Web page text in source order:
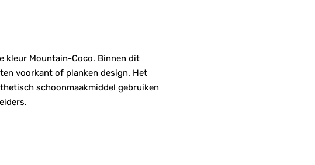
kleur Mountain-Coco. Binnen dit
voorkant of planken design. Het
schoonmaakmiddel gebruiken